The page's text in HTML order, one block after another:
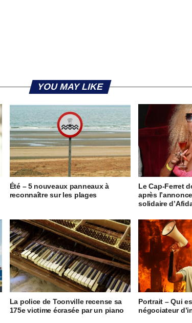
YOU MAY LIKE
Été – 5 nouveaux panneaux à
reconnaître sur les plages
Le Cap-Ferret
après
solidaire
La police de Toonville recense sa
175e victime écrasée par un piano
Portrait – Qui
négociateur